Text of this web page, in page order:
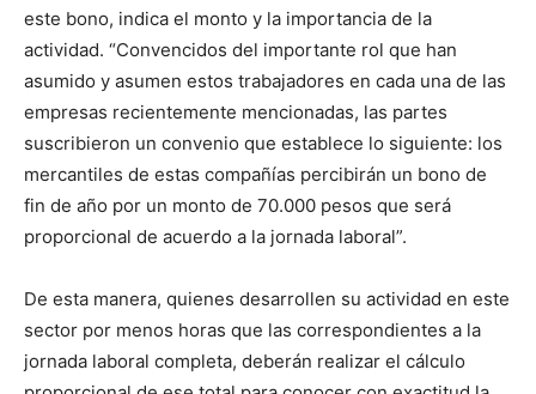
este bono, indica el monto y la importancia de la
actividad. “Convencidos del importante rol que han
asumido y asumen estos trabajadores en cada una de las
empresas recientemente mencionadas, las partes
suscribieron un convenio que establece lo siguiente: los
mercantiles de estas compañías percibirán un bono de
fin de año por un monto de 70.000 pesos que será
proporcional de acuerdo a la jornada laboral”.
De esta manera, quienes desarrollen su actividad en este
sector por menos horas que las correspondientes a la
jornada laboral completa, deberán realizar el cálculo